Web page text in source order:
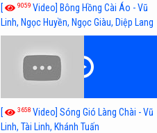
[ 9059 Video] Bông Hồng Cài Áo - Vũ
Linh, Ngọc Huyền, Ngọc Giàu, Diệp Lang
[ 3658 Video] Sóng Gió Làng Chài - Vũ
Linh, Tài Linh, Khánh Tuấn